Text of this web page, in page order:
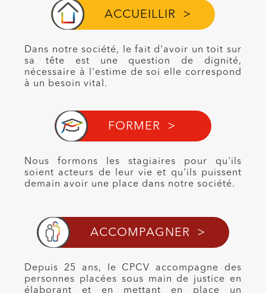
ACCUEILLIR >
Dans notre société, le fait d'avoir un toit sur
sa tête est une question de dignité,
nécessaire à l'estime de soi elle correspond
à un besoin vital.
FORMER >
Nous formons les stagiaires pour qu'ils
soient acteurs de leur vie et qu'ils puissent
demain avoir une place dans notre société.
ACCOMPAGNER >
Depuis 25 ans, le CPCV accompagne des
personnes placées sous main de justice en
élaborant et en mettant en place un